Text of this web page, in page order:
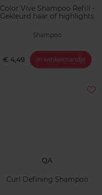
Color Vive Shampoo Refill -
Gekleurd haar of highlights
Shampoo
€ 4,49 In winkelmandje
QA
Curl Defining Shampoo